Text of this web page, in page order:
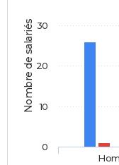
Nombre de salariés
0
10
20
30